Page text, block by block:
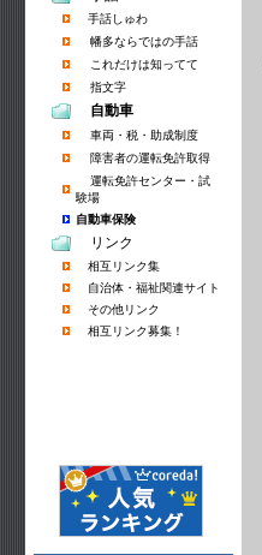
手話しゅわ
幡多ならではの手話
これだけは知ってて
指文字
自動車
車両・税・助成制度
障害者の運転免許取得
運転免許センター・試
験場
自動車保険
リンク
相互リンク集
自治体・福祉関連サイト
その他リンク
相互リンク募集！